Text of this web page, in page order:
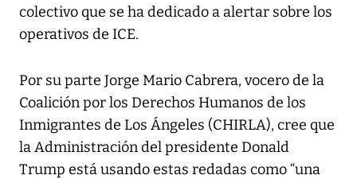
colectivo que se ha dedicado a alertar sobre los
operativos de ICE.
Por su parte Jorge Mario Cabrera, vocero de la
Coalición por los Derechos Humanos de los
Inmigrantes de Los Ángeles (CHIRLA), cree que
la Administración del presidente Donald
Trump está usando estas redadas como “una